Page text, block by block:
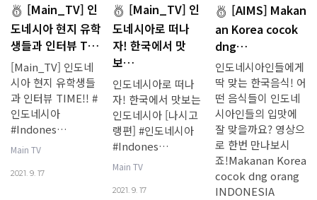
[Main_TV] 인
도네시아 현지 유학
생들과 인터뷰 T…
[Main_TV] 인도네
시아 현지 유학생들
과 인터뷰 TIME!! ​#
인도네시아
#Indones…
Main TV
2021. 9. 17
[Main_TV] 인
도네시아로 떠나
자! 한국에서 맛
보…
인도네시아로 떠나
자! 한국에서 맛보는
인도네시아 [나시고
랭편]​ #인도네시아
#Indones…
Main TV
2021. 9. 17
[AIMS] Makan
an Korea cocok
dng…
인도네시아인들에게
딱 맞는 한국음식! 어
떤 음식들이 인도네
시아인들의 입맛에
잘 맞을까요? 영상으
로 한번 만나보시
죠!Makanan Korea
cocok dng orang
INDONESIA